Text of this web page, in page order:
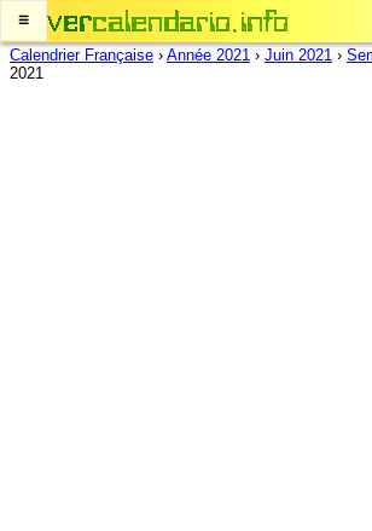
≡
Calendrier Française › Année 2021 › Juin 2021 ›
2021